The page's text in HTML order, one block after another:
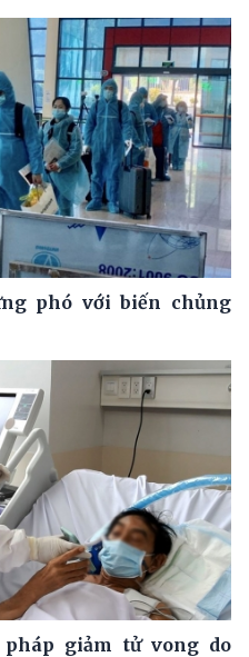
phó với biến chủng
giảm tử vong do